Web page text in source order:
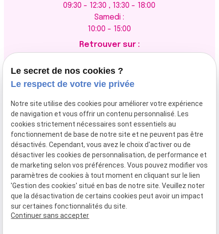
09:30 - 12:30 , 13:30 - 18:00
Samedi :
10:00 - 15:00
Retrouver sur :
Newsletter
Plan du site
Mentions
légales
Politique de
confidentialité
Gestion des
cookies
SIRET :82958299800029
Le secret de nos cookies ?
Le respect de votre vie privée
Notre site utilise des cookies pour améliorer votre expérience
de navigation et vous offrir un contenu personnalisé. Les
cookies strictement nécessaires sont essentiels au
fonctionnement de base de notre site et ne peuvent pas être
désactivés. Cependant, vous avez le choix d'activer ou de
désactiver les cookies de personnalisation, de performance et
de marketing selon vos préférences. Vous pouvez modifier vos
paramètres de cookies à tout moment en cliquant sur le lien
'Gestion des cookies' situé en bas de notre site. Veuillez noter
que la désactivation de certains cookies peut avoir un impact
sur certaines fonctionnalités du site.
Continuer sans accepter